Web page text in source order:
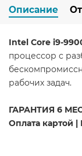
Описание
​Intel Core i9-
процессор с
рабочих задач.
​ГАРАНТИЯ 6
Оплата картой |